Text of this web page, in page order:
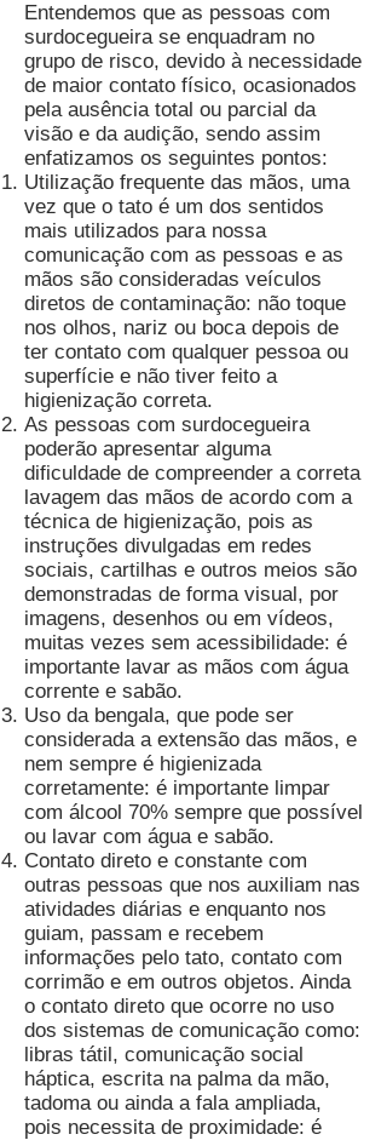
Entendemos que as pessoas com
surdocegueira se enquadram no
grupo de risco, devido à necessidade
de maior contato físico, ocasionados
pela ausência total ou parcial da
visão e da audição, sendo assim
enfatizamos os seguintes pontos:
Utilização frequente das mãos, uma
vez que o tato é um dos sentidos
mais utilizados para nossa
comunicação com as pessoas e as
mãos são consideradas veículos
diretos de contaminação: não toque
nos olhos, nariz ou boca depois de
ter contato com qualquer pessoa ou
superfície e não tiver feito a
higienização correta.
As pessoas com surdocegueira
poderão apresentar alguma
dificuldade de compreender a correta
lavagem das mãos de acordo com a
técnica de higienização, pois as
instruções divulgadas em redes
sociais, cartilhas e outros meios são
demonstradas de forma visual, por
imagens, desenhos ou em vídeos,
muitas vezes sem acessibilidade: é
importante lavar as mãos com água
corrente e sabão.
Uso da bengala, que pode ser
considerada a extensão das mãos, e
nem sempre é higienizada
corretamente: é importante limpar
com álcool 70% sempre que possível
ou lavar com água e sabão.
Contato direto e constante com
outras pessoas que nos auxiliam nas
atividades diárias e enquanto nos
guiam, passam e recebem
informações pelo tato, contato com
corrimão e em outros objetos. Ainda
o contato direto que ocorre no uso
dos sistemas de comunicação como:
libras tátil, comunicação social
háptica, escrita na palma da mão,
tadoma ou ainda a fala ampliada,
pois necessita de proximidade: é